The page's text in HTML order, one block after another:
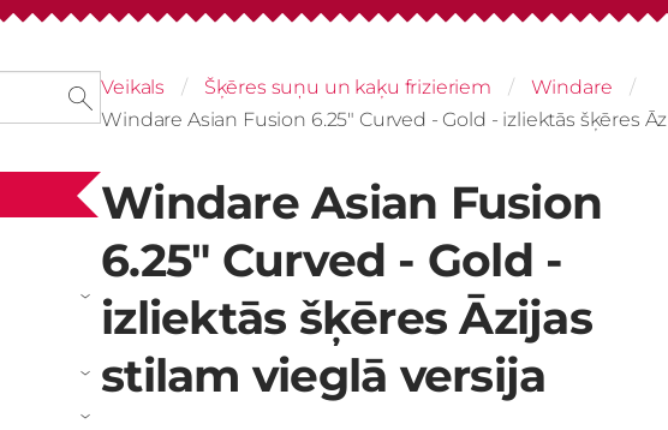
›
›
›
Veikals Šķēres suņu un kaķu frizieriem
Windare
Windare Asian Fusion 6.25" Curved - Gold - izliektās šķēres
Windare Asian Fusion
6.25" Curved - Gold -
izliektās šķēres Āzijas
stilam vieglā versija